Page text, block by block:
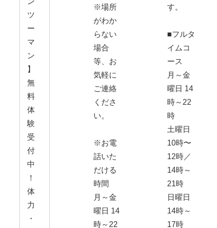
ツ
ー
マ
ン
】
無
料
体
験
受
付
中
！
体
力
・
※場所
がわか
らない
場合
等、お
気軽に
ご連絡
くださ
い。
※お電
話いた
だける
時間
月～金
曜日 14
時～22
す。
■フルタ
イムコ
ース
月～金
曜日 14
時～22
時
土曜日
10時〜
12時／
14時～
21時
日曜日
14時～
17時